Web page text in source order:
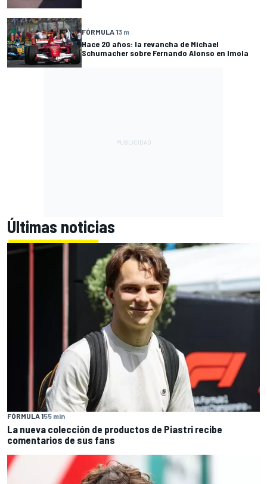
FÓRMULA 13 m
Hace 20 años: la revancha de Michael
Schumacher sobre Fernando Alonso en Imola
Últimas noticias
FÓRMULA 155 min
La nueva colección de productos de Piastri recibe
comentarios de sus fans